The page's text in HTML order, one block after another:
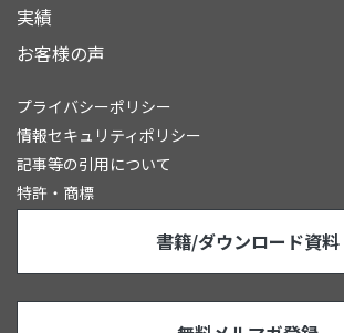
実績
お客様の声
プライバシーポリシー
情報セキュリティポリシー
記事等の引用について
特許・商標
書籍/ダウンロード資料